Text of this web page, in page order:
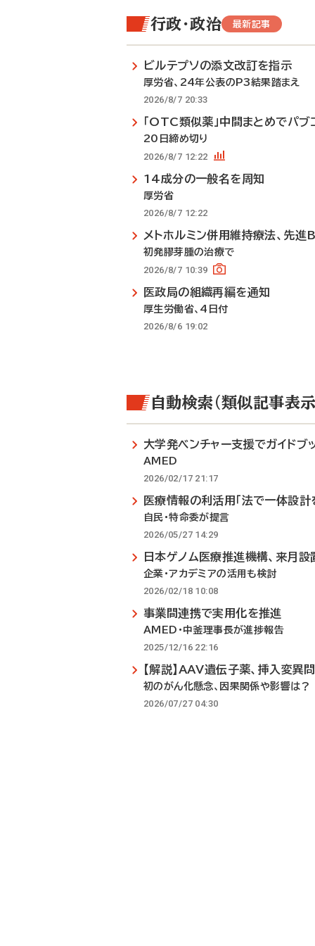
行政・政治 最新記事
ビルテプソの添文改訂を指示
厚労省、24年公表のP3結果踏まえ
2026/8/7 20:33
「OTC類似薬」中間まとめでパブ
20日締め切り
2026/8/7 12:22
14成分の一般名を周知
厚労省
2026/8/7 12:22
メトホルミン併用維持療法、先進
初発膠芽腫の治療で
2026/8/7 10:39
医政局の組織再編を通知
厚生労働省、4日付
2026/8/6 19:02
自動検索（類似記事表示
大学発ベンチャー支援でガイドブ
AMED
2026/02/17 21:17
医療情報の利活用「法で一体設計
自民・特命委が提言
2026/05/27 14:29
日本ゲノム医療推進機構、来月設
企業・アカデミアの活用も検討
2026/02/18 10:08
事業間連携で実用化を推進
AMED・中釜理事長が進捗報告
2025/12/16 22:16
【解説】AAV遺伝子薬、挿入変異
初のがん化懸念、因果関係や影響は？
2026/07/27 04:30